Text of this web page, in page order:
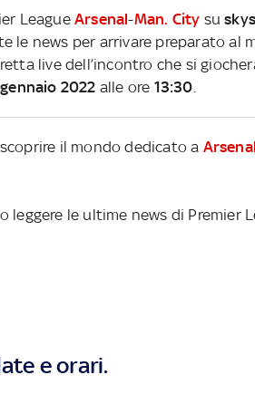
League Arsenal-Man. City su
le news per arrivare preparato al
live dell’incontro che si
2022 alle ore 13:30
il mondo dedicato a Arsenal
le ultime news di Premier
e orari.